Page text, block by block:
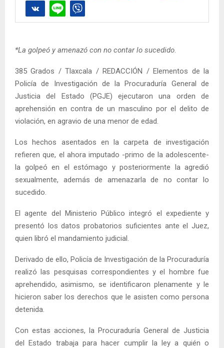
*La golpeó y amenazó con no contar lo sucedido
385 Grados / Tlaxcala / REDACCIÓN / Elementos de la
Policía de Investigación de la Procuraduría General de
Justicia del Estado (PGJE) ejecutaron una orden de
aprehensión en contra de un masculino por el delito de
violación, en agravio de una menor de edad.
Los hechos asentados en la carpeta de investigación
refieren que, el ahora imputado -primo de la adolescente-
la golpeó en el estómago y posteriormente la agredió
sexualmente, además de amenazarla de no contar lo
sucedido.
El agente del Ministerio Público integró el expediente y
presentó los datos probatorios suficientes ante el Juez,
quien libró el mandamiento judicial.
Derivado de ello, Policía de Investigación de la Procuraduría
realizó las pesquisas correspondientes y el hombre fue
aprehendido, asimismo, se identificaron plenamente y le
hicieron saber los derechos que le asisten como persona
detenida.
Con estas acciones, la Procuraduría General de Justicia
del Estado trabaja para hacer cumplir la ley a quién o